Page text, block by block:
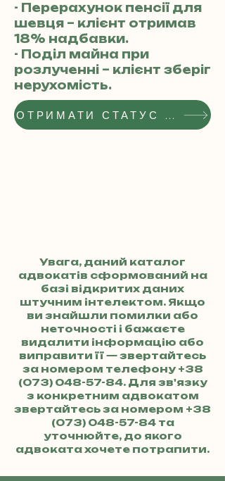
- Перерахунок пенсії для
шевця – клієнт отримав
18% надбавки.
- Поділ майна при
розлученні – клієнт зберіг
нерухомість.
ОТРИМАТИ СТАТУС РЕКОМЕНДОВАНОГО АДВОКАТА
Увага, даний каталог
адвокатів сформований на
базі відкритих даних
штучним інтелектом. Якщо
ви знайшли помилки або
неточності і бажаєте
видалити інформацію або
виправити її — звертайтесь
за номером телефону +38
(073) 048-57-84. Для зв'язку
з конкретним адвокатом
звертайтесь за номером +38
(073) 048-57-84та
уточнюйте, до якого
адвоката хочете потрапити.